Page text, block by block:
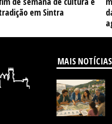
em Sintra
MAIS NOTÍCIAS